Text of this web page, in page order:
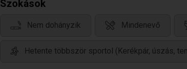
Szokások
Nem dohányzik Mindenevő
Hetente többször sportol (Kerékpár, úszás,